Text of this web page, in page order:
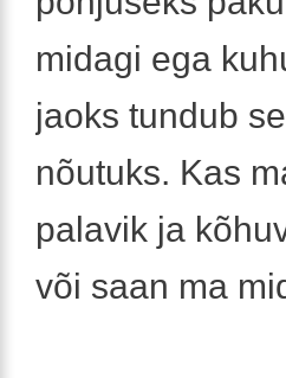
midagi ega
jaoks tundub
nõutuks. Kas
palavik ja
või saan ma